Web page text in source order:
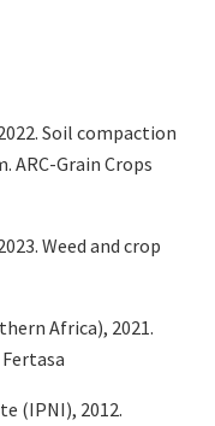
Soil compaction
Grain Crops
Weed and crop
Africa), 2021.
(IPNI), 2012.